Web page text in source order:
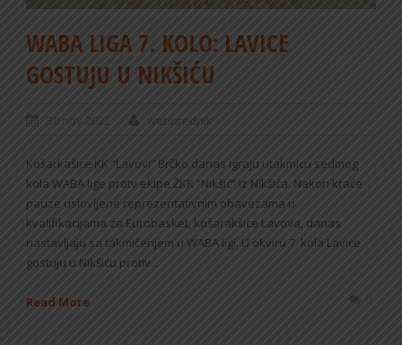
WABA LIGA 7. KOLO: LAVICE
GOSTUJU U NIKŠIĆU
30 nov 2022 weburednik
Košarkašice KK “Lavovi” Brčko danas igraju utakmicu sedmog
kola WABA lige protv ekipe ŽKK “Nikšić” iz Nikšića. Nakon kraće
pauze uslovljene reprezentativnim obavezama u
kvalifikacijama za Eurobasket, košarakšice Lavova, danas
nastavljaju sa takmičenjem u WABA ligi. U okviru 7. kola Lavice
gostuju u Nikšiću protiv...
Read More 0